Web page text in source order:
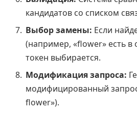
кандидатов со списком
Выбор замены: Если
(например, «flower» есть в
токен выбирается.
Модификация запроса:
модифицированный
flower»).